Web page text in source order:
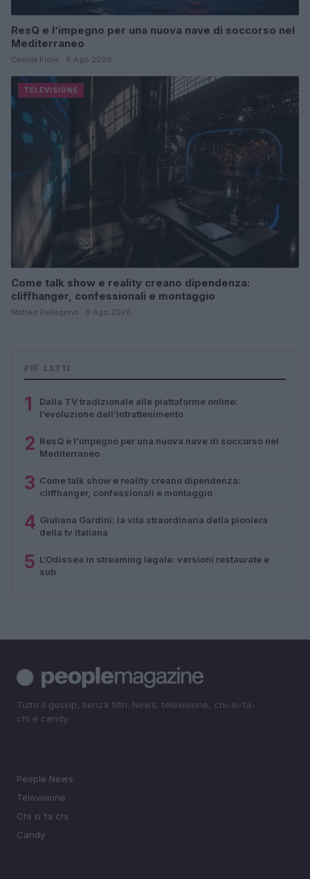
ResQ e l’impegno per una nuova nave di soccorso nel
Mediterraneo
Camilla Fiore · 6 Ago 2026
TELEVISIONE
Come talk show e reality creano dipendenza:
cliffhanger, confessionali e montaggio
Matteo Pellegrino · 6 Ago 2026
PIÙ LETTI
1
Dalla TV tradizionale alle piattaforme online:
l’evoluzione dell’intrattenimento
2 ResQ e l’impegno per una nuova nave di soccorso nel
Mediterraneo
3 Come talk show e reality creano dipendenza:
cliffhanger, confessionali e montaggio
4 Giuliana Gardini: la vita straordinaria della pioniera
della tv italiana
5 L’Odissea in streaming legale: versioni restaurate e
sub
Tutto il gossip, senza filtri. News, televisione, chi-si-fa-
chi e candy.
People News
Televisione
Chi si fa chi
Candy